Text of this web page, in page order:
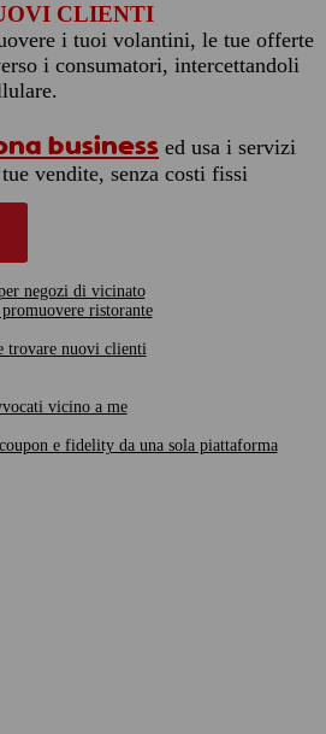
CLIENTI
i tuoi volantini, le tue offerte
i consumatori, intercettandoli
business ed usa i servizi
vendite, senza costi fissi
negozi di vicinato
ristorante
trovare nuovi clienti
vicino a me
e fidelity da una sola piattaforma